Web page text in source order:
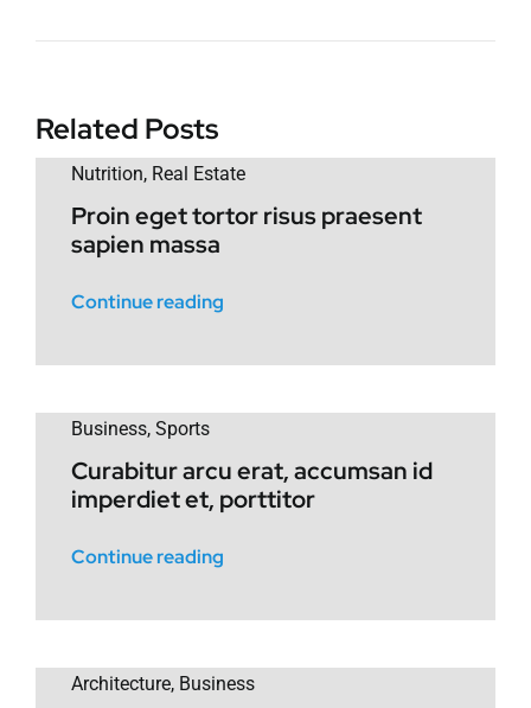
Related Posts
Nutrition, Real Estate
Proin eget tortor risus praesent
sapien massa
Continue reading
Business, Sports
Curabitur arcu erat, accumsan id
imperdiet et, porttitor
Continue reading
Architecture, Business